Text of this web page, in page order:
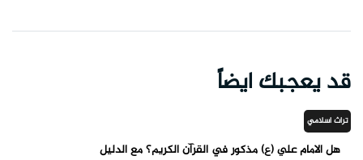
قد يعجبك ايضاً
تراث اسلامي
هل الامام علي (ع) مذكور في القرآن الكريم؟ مع الدليل